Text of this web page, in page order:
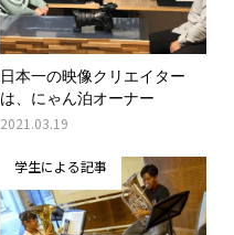
日本一の映像クリエイター
は、にゃん泊オーナー
2021.03.19
学生による記事